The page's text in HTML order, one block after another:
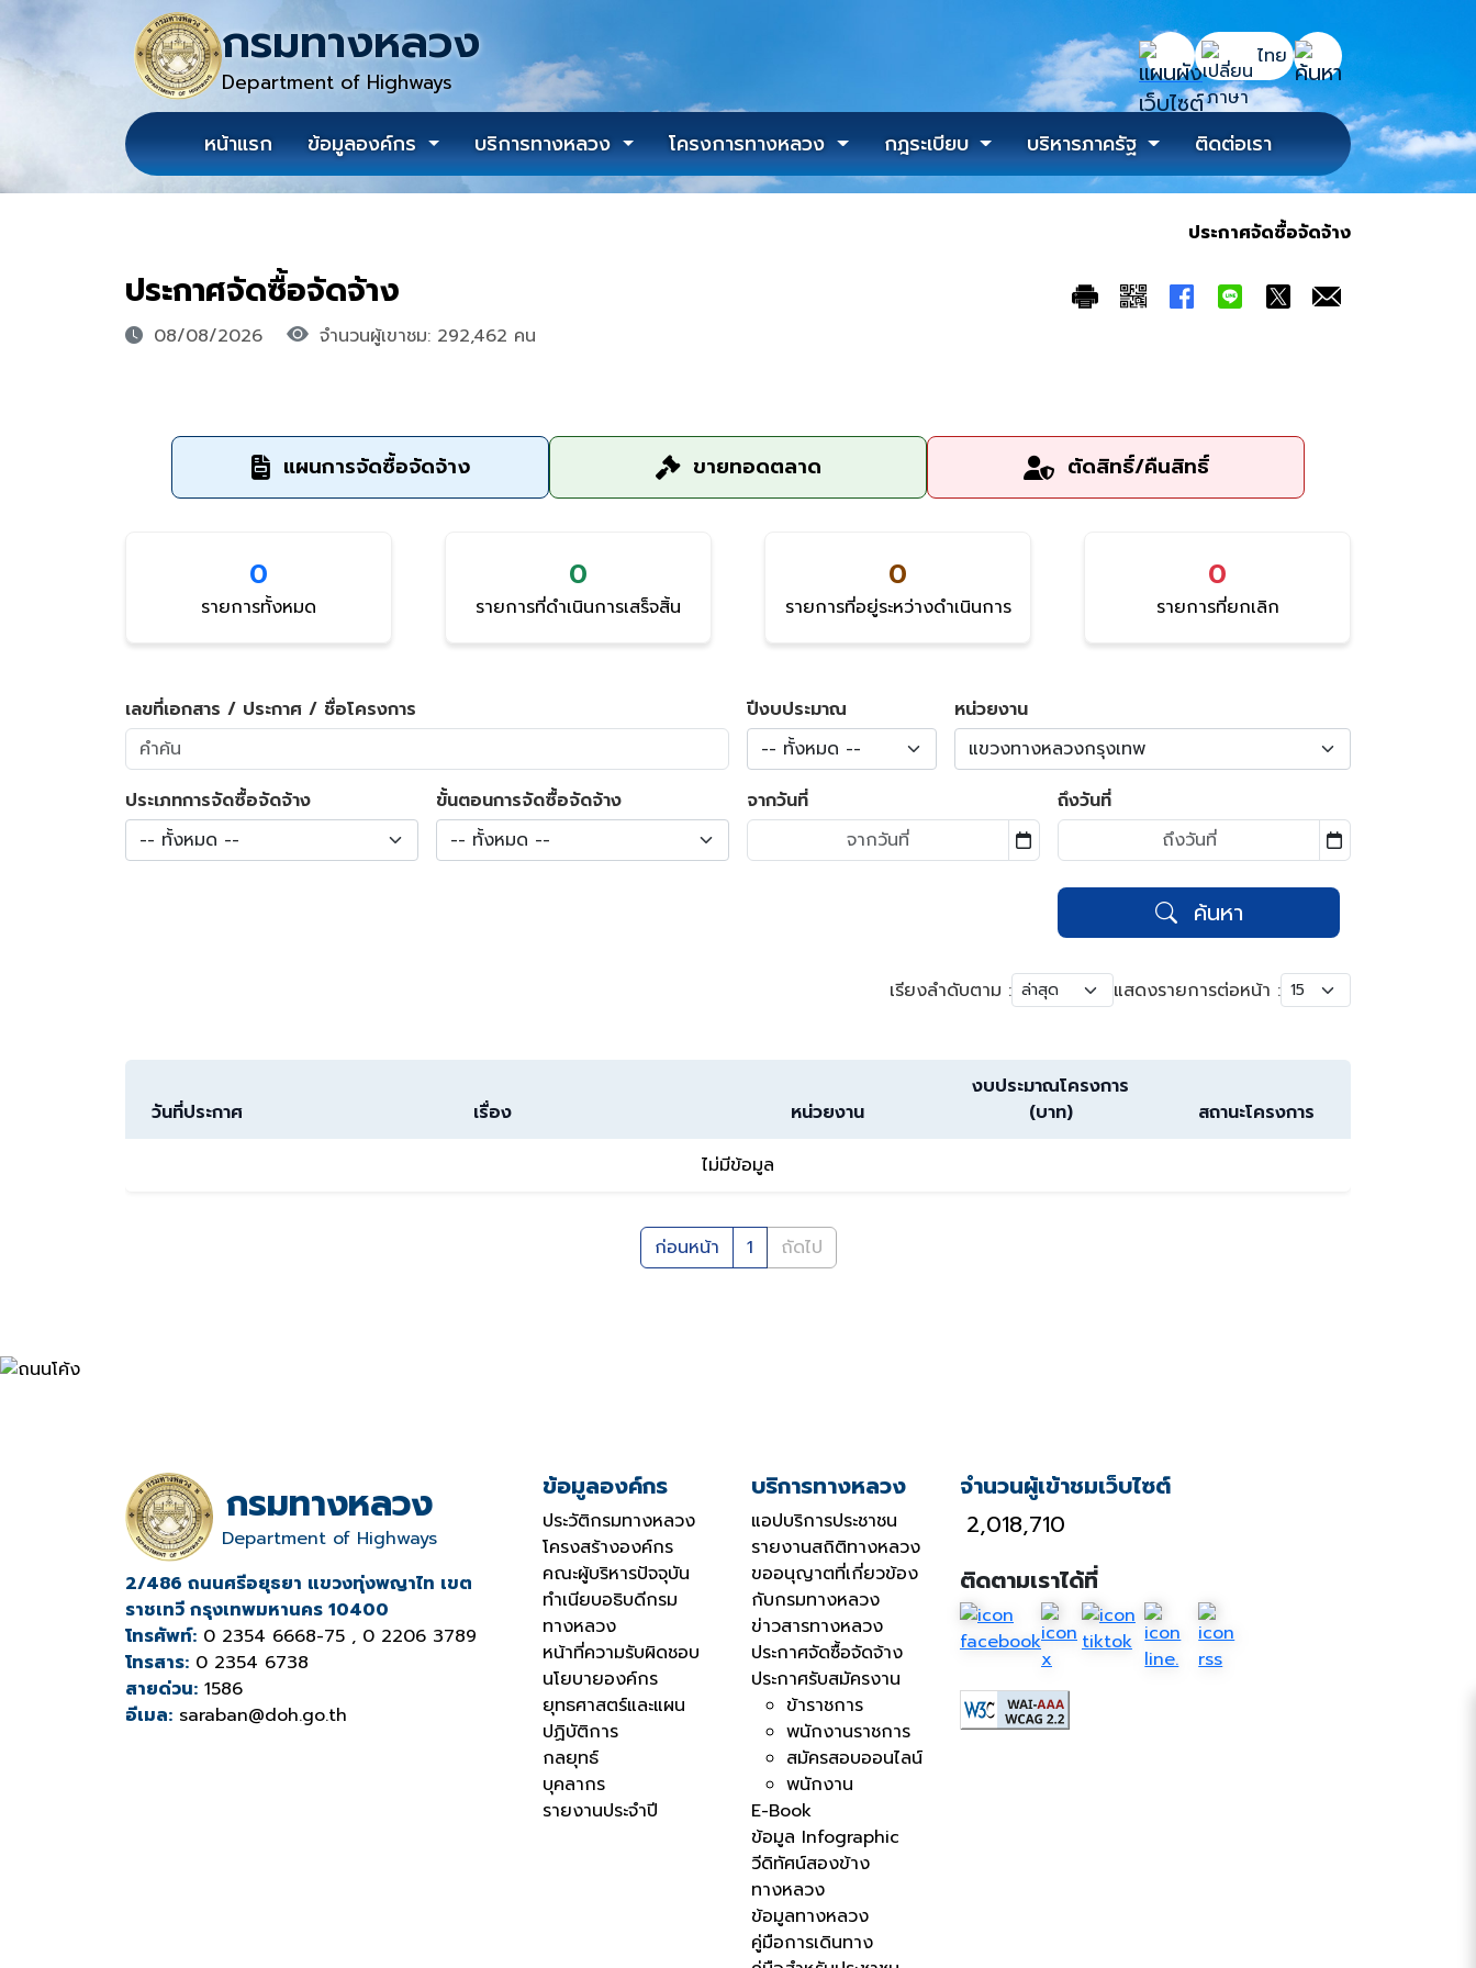
กรมทางหลวง
Department of Highways แผนผังเว็บไซต์
เปลี่ยนภาษา
ไทย ค้นหา
เปิดกล่องค้นหาข้อมูลหลักของเว็บไซต์
หน้าแรก ข้อมูลองค์กร บริการทางหลวง โครงการทางหลวง กฎระเบียบ บริหารภาครัฐ ติดต่อเรา
ประกาศจัดซื้อจัดจ้าง
ประกาศจัดซื้อจัดจ้าง
08/08/2026 จำนวนผู้เขาชม: 292,462 คน
แผนการจัดซื้อจัดจ้าง ขายทอดตลาด ตัดสิทธิ์/คืนสิทธิ์
0
รายการทั้งหมด
0
รายการที่ดำเนินการเสร็จสิ้น
0
รายการที่อยู่ระหว่างดำเนินการ
0
รายการที่ยกเลิก
เลขที่เอกสาร / ประกาศ / ชื่อโครงการ
ปีงบประมาณ
-- ทั้งหมด --
หน่วยงาน
แขวงทางหลวงกรุงเทพ
ประเภทการจัดซื้อจัดจ้าง
-- ทั้งหมด --
ขั้นตอนการจัดซื้อจัดจ้าง
-- ทั้งหมด --
จากวันที่ ถึงวันที่
ค้นหา
เรียงลำดับตาม : แสดงรายการต่อหน้า :
วันที่ประกาศ เรื่อง หน่วยงาน
งบประมาณโครงการ
(บาท)
สถานะโครงการ
ไม่มีข้อมูล
ก่อนหน้า 1 ถัดไป
กรมทางหลวง
Department of Highways
2/486 ถนนศรีอยุธยา แขวงทุ่งพญาไท เขต
ราชเทวี กรุงเทพมหานคร 10400
โทรศัพท์: 0 2354 6668-75 , 0 2206 3789
โทรสาร: 0 2354 6738
สายด่วน: 1586
อีเมล: saraban@doh.go.th
ข้อมูลองค์กร
ประวัติกรมทางหลวง
โครงสร้างองค์กร
คณะผู้บริหารปัจจุบัน
ทำเนียบอธิบดีกรม
ทางหลวง
หน้าที่ความรับผิดชอบ
นโยบายองค์กร
ยุทธศาสตร์และแผน
ปฏิบัติการ
กลยุทธ์
บุคลากร
รายงานประจำปี
บริการทางหลวง
แอปบริการประชาชน
รายงานสถิติทางหลวง
ขออนุญาตที่เกี่ยวข้อง
กับกรมทางหลวง
ข่าวสารทางหลวง
ประกาศจัดซื้อจัดจ้าง
ประกาศรับสมัครงาน
ข้าราชการ
พนักงานราชการ
สมัครสอบออนไลน์
พนักงาน
E-Book
ข้อมูล Infographic
วีดิทัศน์สองข้าง
ทางหลวง
ข้อมูลทางหลวง
คู่มือการเดินทาง
จำนวนผู้เข้าชมเว็บไซต์
2,018,710
ติดตามเราได้ที่